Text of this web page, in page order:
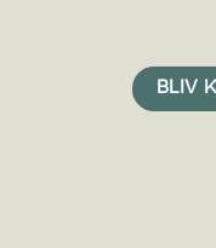
oplysninger anonymt.